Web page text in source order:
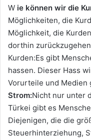
W ie können wir die
Möglichkeiten, die
Möglichkeit, die
dorthin
Kurden:Es gibt
hassen. Dieser Hass
Vorurteile und Medien
Strom:Nicht nur unter
Türkei gibt es
Diejenigen, die die
Steuerhinterziehung,